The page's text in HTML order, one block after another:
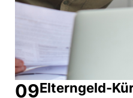
09Elterngeld-